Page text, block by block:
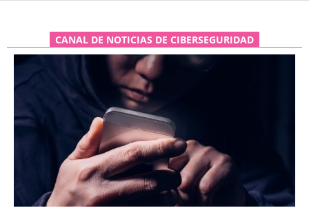
CANAL DE NOTICIAS DE CIBERSEGURIDAD